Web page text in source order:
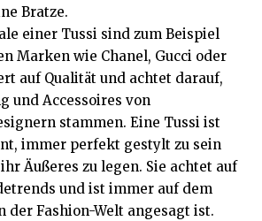
Bratze.
einer Tussi sind zum Beispiel
Marken wie Chanel, Gucci oder
auf Qualität und achtet darauf,
und Accessoires von
stammen. Eine Tussi ist
immer perfekt gestylt zu sein
Äußeres zu legen. Sie achtet auf
und ist immer auf dem
der Fashion-Welt angesagt ist.